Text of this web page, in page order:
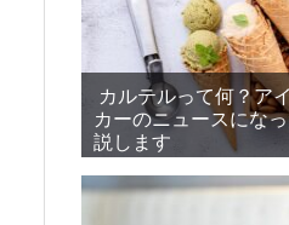
カルテルって何？ア
カーのニュースにな
説します